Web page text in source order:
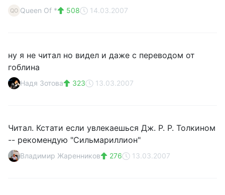
QO Queen Of * 508 14.03.2007
ну я не читал но видел и даже с переводом от
гоблина
Надя Зотова 323 13.03.2007
Читал. Кстати если увлекаешься Дж. Р. Р. Толкином
-- рекомендую "Сильмариллион"
Владимир Жаренников 276 13.03.2007